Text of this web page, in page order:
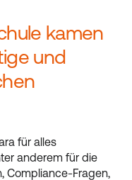
kamen
und
für alles
anderem für die
Compliance-Fragen,